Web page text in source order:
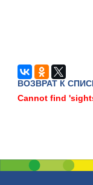
ВОЗВРАТ К
Cannot find